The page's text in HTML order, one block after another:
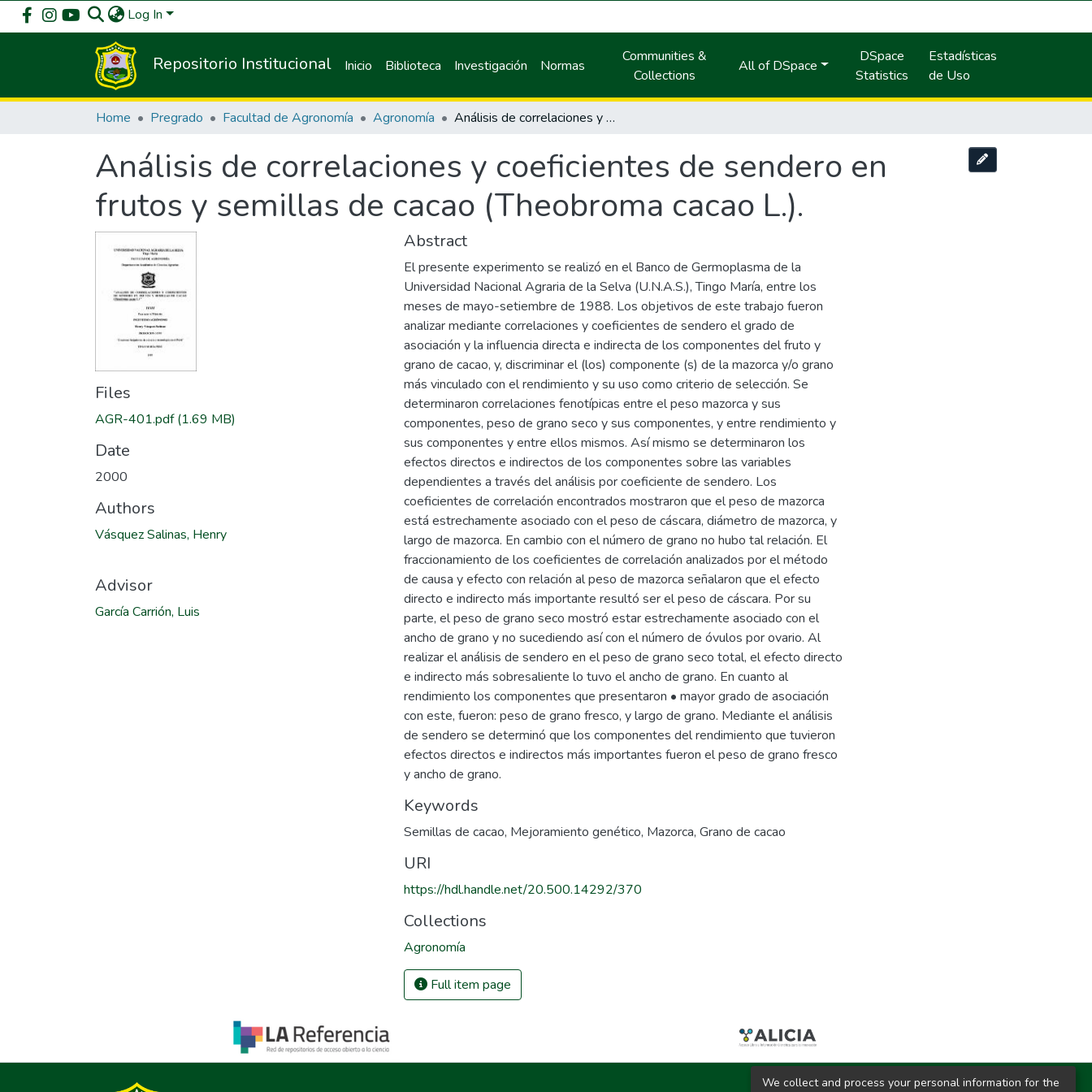
Log In
Repositorio Institucional Inicio Biblioteca Investigación Normas
Communities &
Collections
All of DSpace
DSpace
Statistics
Estadísticas
de Uso
Home Pregrado Facultad de Agronomía Agronomía Análisis de correlaciones y coeficientes de sendero en frutos y semillas de cacao (Theobroma cacao L.).
Análisis de correlaciones y coeficientes de sendero en
frutos y semillas de cacao (Theobroma cacao L.).
Files
AGR-401.pdf(1.69 MB)
Date
2000
Authors
Vásquez Salinas, Henry
Advisor
García Carrión, Luis
Abstract
El presente experimento se realizó en el Banco de Germoplasma de la
Universidad Nacional Agraria de la Selva (U.N.A.S.), Tingo María, entre los
meses de mayo-setiembre de 1988. Los objetivos de este trabajo fueron
analizar mediante correlaciones y coeficientes de sendero el grado de
asociación y la influencia directa e indirecta de los componentes del fruto y
grano de cacao, y, discriminar el (los) componente (s) de la mazorca y/o grano
más vinculado con el rendimiento y su uso como criterio de selección. Se
determinaron correlaciones fenotípicas entre el peso mazorca y sus
componentes, peso de grano seco y sus componentes, y entre rendimiento y
sus componentes y entre ellos mismos. Así mismo se determinaron los
efectos directos e indirectos de los componentes sobre las variables
dependientes a través del análisis por coeficiente de sendero. Los
coeficientes de correlación encontrados mostraron que el peso de mazorca
está estrechamente asociado con el peso de cáscara, diámetro de mazorca, y
largo de mazorca. En cambio con el número de grano no hubo tal relación. El
fraccionamiento de los coeficientes de correlación analizados por el método
de causa y efecto con relación al peso de mazorca señalaron que el efecto
directo e indirecto más importante resultó ser el peso de cáscara. Por su
parte, el peso de grano seco mostró estar estrechamente asociado con el
ancho de grano y no sucediendo así con el número de óvulos por ovario. Al
realizar el análisis de sendero en el peso de grano seco total, el efecto directo
e indirecto más sobresaliente lo tuvo el ancho de grano. En cuanto al
rendimiento los componentes que presentaron • mayor grado de asociación
con este, fueron: peso de grano fresco, y largo de grano. Mediante el análisis
de sendero se determinó que los componentes del rendimiento que tuvieron
efectos directos e indirectos más importantes fueron el peso de grano fresco
y ancho de grano.
Keywords
Semillas de cacao, Mejoramiento genético, Mazorca, Grano de cacao
URI
https://hdl.handle.net/20.500.14292/370
Collections
Agronomía
Full item page
We collect and process your personal information for the